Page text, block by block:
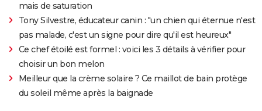
mais de saturation
Tony Silvestre, éducateur canin : "un chien qui éternue n'est
pas malade, c'est un signe pour dire qu'il est heureux"
Ce chef étoilé est formel : voici les 3 détails à vérifier pour
choisir un bon melon
Meilleur que la crème solaire ? Ce maillot de bain protège
du soleil même après la baignade